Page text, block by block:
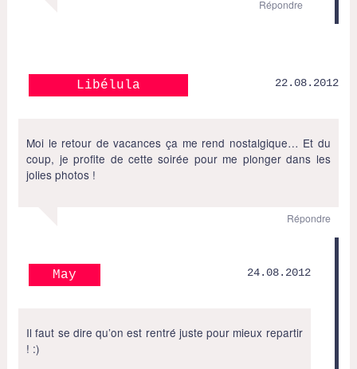
Répondre
Libélula 22.08.2012
Moi le retour de vacances ça me rend nostalgique… Et du
coup, je profite de cette soirée pour me plonger dans les
jolies photos !
Répondre
May 24.08.2012
Il faut se dire qu’on est rentré juste pour mieux repartir
! :)